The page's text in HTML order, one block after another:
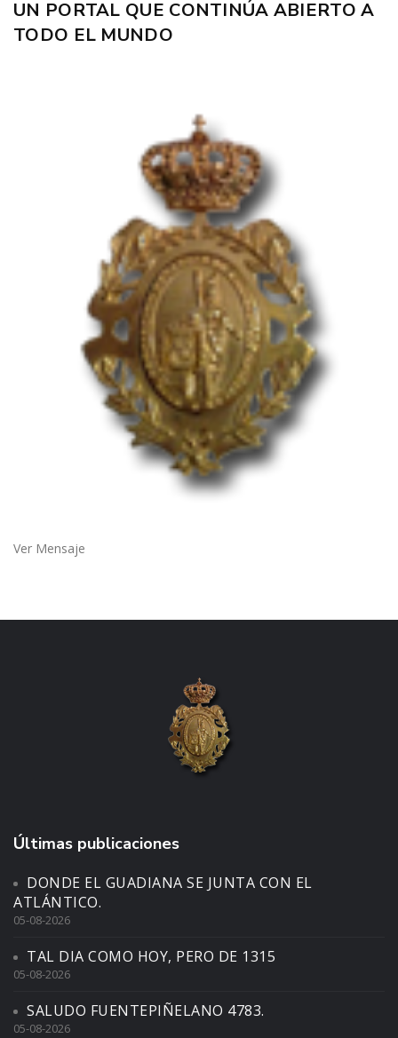
UN PORTAL QUE CONTINÚA ABIERTO A
TODO EL MUNDO
Ver Mensaje
Últimas publicaciones
DONDE EL GUADIANA SE JUNTA CON EL
ATLÁNTICO.
05-08-2026
TAL DIA COMO HOY, PERO DE 1315
05-08-2026
SALUDO FUENTEPIÑELANO 4783.
05-08-2026